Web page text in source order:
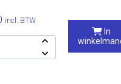
incl. BTW
In